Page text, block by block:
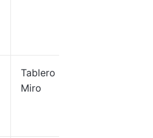
Tablero
Miro